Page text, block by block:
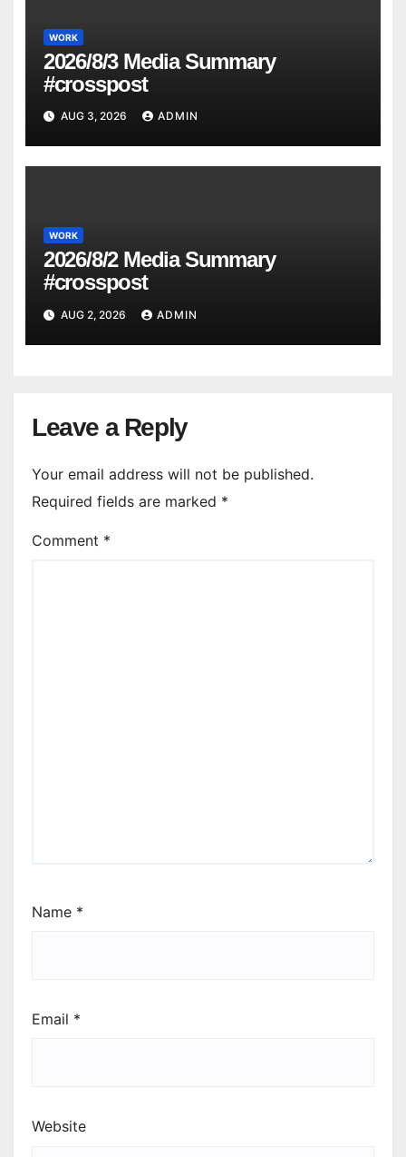
WORK
2026/8/3 Media Summary
#crosspost
AUG 3, 2026 ADMIN
WORK
2026/8/2 Media Summary
#crosspost
AUG 2, 2026 ADMIN
Leave a Reply
Your email address will not be published.
Required fields are marked *
Comment *
Name *
Email *
Website